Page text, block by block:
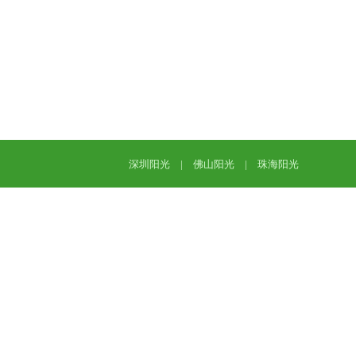
深圳阳光 | 佛山阳光 | 珠海阳光